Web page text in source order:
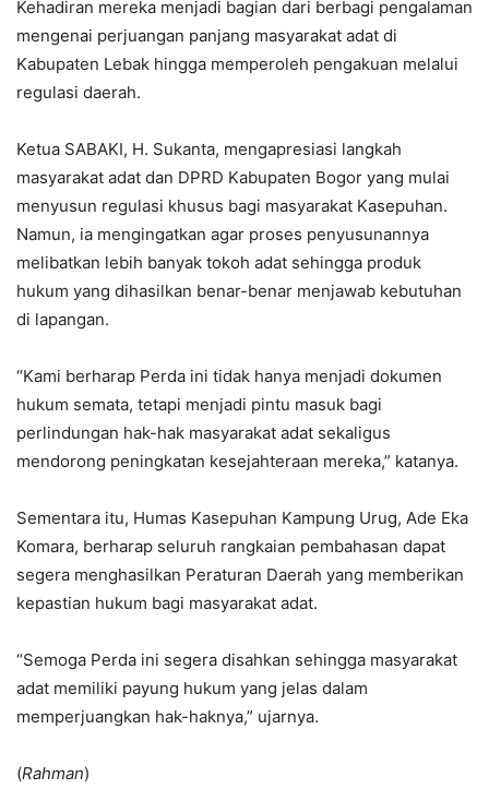
Kehadiran mereka menjadi bagian dari berbagi pengalaman
mengenai perjuangan panjang masyarakat adat di
Kabupaten Lebak hingga memperoleh pengakuan melalui
regulasi daerah.
Ketua SABAKI, H. Sukanta, mengapresiasi langkah
masyarakat adat dan DPRD Kabupaten Bogor yang mulai
menyusun regulasi khusus bagi masyarakat Kasepuhan.
Namun, ia mengingatkan agar proses penyusunannya
melibatkan lebih banyak tokoh adat sehingga produk
hukum yang dihasilkan benar-benar menjawab kebutuhan
di lapangan.
“Kami berharap Perda ini tidak hanya menjadi dokumen
hukum semata, tetapi menjadi pintu masuk bagi
perlindungan hak-hak masyarakat adat sekaligus
mendorong peningkatan kesejahteraan mereka,” katanya.
Sementara itu, Humas Kasepuhan Kampung Urug, Ade Eka
Komara, berharap seluruh rangkaian pembahasan dapat
segera menghasilkan Peraturan Daerah yang memberikan
kepastian hukum bagi masyarakat adat.
“Semoga Perda ini segera disahkan sehingga masyarakat
adat memiliki payung hukum yang jelas dalam
memperjuangkan hak-haknya,” ujarnya.
(Rahman)